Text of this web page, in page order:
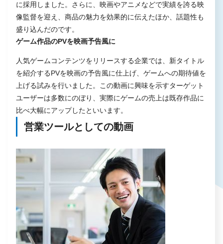
に採用しました。さらに、映画やアニメなどで実績を誇る映
像監督を迎え、商品の魅力を効果的に伝えたほか、話題性も
盛り込んだのです。
ゲーム作品のPVを映画予告風に
人気ゲームコンテンツをリリースする企業では、新タイトル
を紹介するPVを映画の予告風に仕上げ、ゲームへの期待値を
上げる試みを行いました。この動画に興味を示すターゲット
ユーザーは多数にのぼり、実際にゲームの売上は既存作品に
比べ大幅にアップしたといいます。
営業ツールとしての動画